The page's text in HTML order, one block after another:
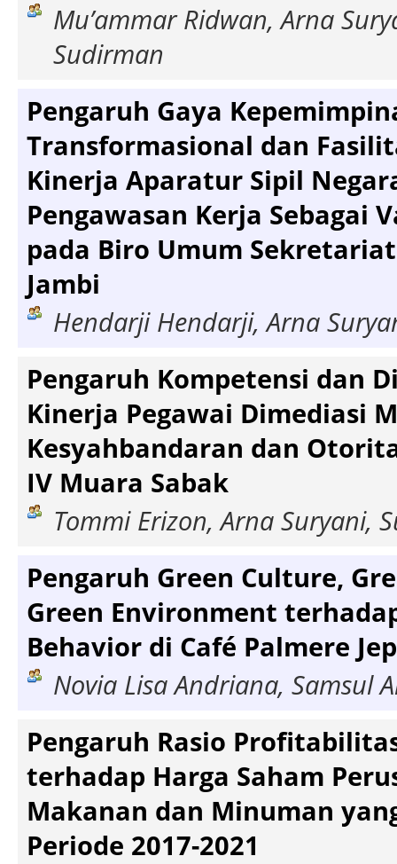
Mu’ammar Ridwan, Arna
Sudirman
Pengaruh Gaya
Transformasional dan
Kinerja Aparatur Sipil
Pengawasan Kerja Sebagai
pada Biro Umum
Jambi
Hendarji Hendarji, Arna
Pengaruh Kompetensi dan
Kinerja Pegawai Dimediasi
Kesyahbandaran dan
IV Muara Sabak
Tommi Erizon, Arna Suryani,
Pengaruh Green Culture,
Green Environment
Behavior di Café Palmere
Novia Lisa Andriana, Samsul
Pengaruh Rasio
terhadap Harga Saham
Makanan dan Minuman
Periode 2017-2021